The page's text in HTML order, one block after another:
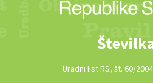
Uradni list RS, št. 60/